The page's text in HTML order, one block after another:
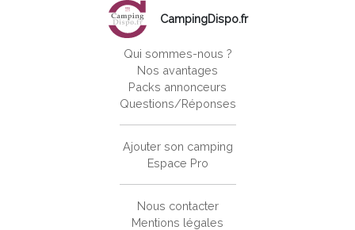
CampingDispo.fr
Qui sommes-nous ?
Nos avantages
Packs annonceurs
Questions/Réponses
Ajouter son camping
Espace Pro
Nous contacter
Mentions légales